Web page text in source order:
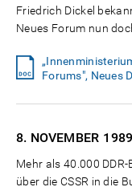
Friedrich Dickel
Neues Forum nun
Forums", Neues
8. NOVEMBER 1989
Mehr als 40.000
über die CSSR in die